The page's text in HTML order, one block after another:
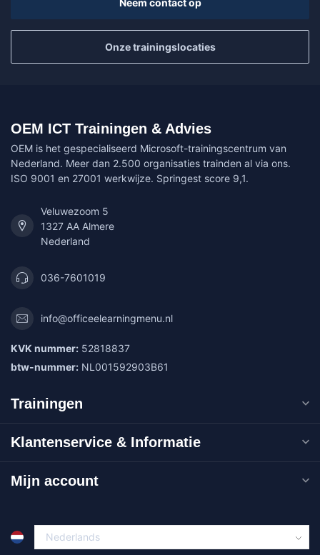
Onze trainingslocaties
OEM ICT Trainingen & Advies
OEM is het gespecialiseerd Microsoft-trainingscentrum van
Nederland. Meer dan 2.500 organisaties trainden al via ons.
ISO 9001 en 27001 werkwijze. Springest score 9,1.
Veluwezoom 5
1327 AA Almere
Nederland
036-7601019
info@officeelearningmenu.nl
KVK nummer: 52818837
btw-nummer: NL001592903B61
Trainingen
Klantenservice & Informatie
Mijn account